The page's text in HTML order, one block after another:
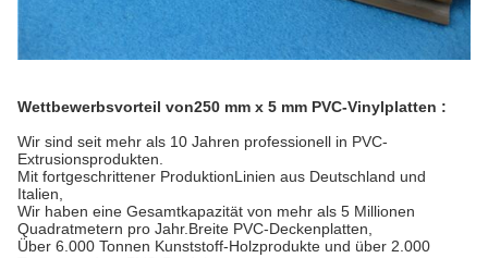
Wettbewerbsvorteil von250 mm x 5 mm PVC-Vinylplatten :
Wir sind seit mehr als 10 Jahren professionell in PVC-
Extrusionsprodukten.
Mit fortgeschrittener ProduktionLinien aus Deutschland und
Italien,
Wir haben eine Gesamtkapazität von mehr als 5 Millionen
Quadratmetern pro Jahr. Breite PVC-Deckenplatten
Über 6.000 Tonnen Kunststoff-Holzprodukte und über 2.000